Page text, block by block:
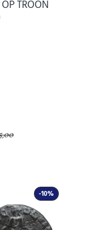
TROON
-10%